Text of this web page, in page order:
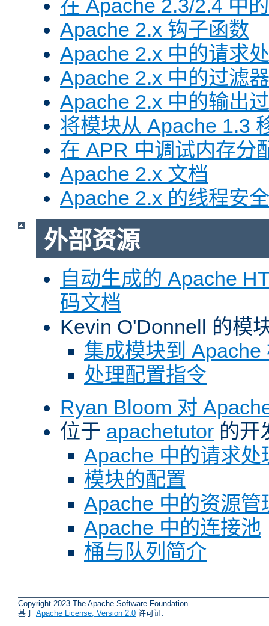
在 Apache 2.3/2.4 中
Apache 2.x 钩子函数
Apache 2.x 中的请求
Apache 2.x 中的过滤器
Apache 2.x 中的输出
将模块从 Apache 1.3
在 APR 中调试内存分
Apache 2.x 文档
Apache 2.x 的线程安
外部资源
自动生成的 Apache
码文档
Kevin O'Donnell 的模
集成模块到 Apache
处理配置指令
Ryan Bloom 对
位于 apachetutor 的开
Apache 中的请求处
模块的配置
Apache 中的资源管
Apache 中的连接池
桶与队列简介
Copyright 2023 The Apache Software Foundation.
基于 Apache License, Version 2.0 许可证.